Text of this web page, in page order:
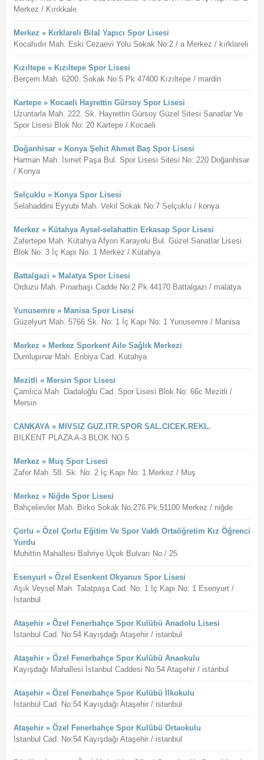
Merkez / Kırıkkale
Merkez » Kırklareli Bilal Yapıcı Spor Lisesi
Kocahıdır Mah. Eski Cezaevi Yolu Sokak No:2 / a Merkez / kırklareli
Kızıltepe » Kızıltepe Spor Lisesi
Berçem Mah. 6200. Sokak No:5 Pk:47400 Kızıltepe / mardin
Kartepe » Kocaeli Hayrettin Gürsoy Spor Lisesi
Uzuntarla Mah. 222. Sk. Hayrettin Gürsoy Güzel Sitesi Sanatlar Ve
Spor Lisesi Blok No: 20 Kartepe / Kocaeli
Doğanhisar » Konya Şehit Ahmet Baş Spor Lisesi
Harman Mah. İsmet Paşa Bul. Spor Lisesi Sitesi No: 220 Doğanhisar
/ Konya
Selçuklu » Konya Spor Lisesi
Selahaddini Eyyubi Mah. Vekil Sokak No:7 Selçuklu / konya
Merkez » Kütahya Aysel-selahattin Erkasap Spor Lisesi
Zafertepe Mah. Kütahya Afyon Karayolu Bul. Güzel Sanatlar Lisesi
Blok No: 3 İç Kapı No: 1 Merkez / Kütahya
Battalgazi » Malatya Spor Lisesi
Orduzu Mah. Pınarbaşı Cadde No:2 Pk:44170 Battalgazi / malatya
Yunusemre » Manisa Spor Lisesi
Güzelyurt Mah. 5766 Sk. No: 1 İç Kapı No: 1 Yunusemre / Manisa
Merkez » Merkez Sporkent Aile Sağlık Merkezi
Dumlupınar Mah. Enbiya Cad. Kütahya
Mezitli » Mersin Spor Lisesi
Çamlıca Mah. Dadaloğlu Cad. Spor Lisesi Blok No: 66c Mezitli /
Mersin
CANKAYA » MIVSIZ GUZ.ITR.SPOR SAL.CICEK.REKL.
BILKENT PLAZA A-3 BLOK NO.5
Merkez » Muş Spor Lisesi
Zafer Mah. 58. Sk. No: 2 İç Kapı No: 1 Merkez / Muş
Merkez » Niğde Spor Lisesi
Bahçelievler Mah. Birko Sokak No:276 Pk:51100 Merkez / niğde
Çorlu » Özel Çorlu Eğitim Ve Spor Vakfı Ortaöğretim Kız Öğrenci
Yurdu
Muhittin Mahallesi Bahriye Üçok Bulvarı No / 25
Esenyurt » Özel Esenkent Okyanus Spor Lisesi
Aşık Veysel Mah. Talatpaşa Cad. No: 1 İç Kapı No: 1 Esenyurt /
İstanbul
Ataşehir » Özel Fenerbahçe Spor Kulübü Anadolu Lisesi
İstanbul Cad. No:54 Kayışdağı Ataşehir / istanbul
Ataşehir » Özel Fenerbahçe Spor Kulübü Anaokulu
Kayışdağı Mahallesi İstanbul Caddesi No:54 Ataşehir / istanbul
Ataşehir » Özel Fenerbahçe Spor Kulübü İlkokulu
İstanbul Cad. No:54 Kayışdağı Ataşehir / istanbul
Ataşehir » Özel Fenerbahçe Spor Kulübü Ortaokulu
İstanbul Cad. No:54 Kayışdağı Ataşehir / istanbul